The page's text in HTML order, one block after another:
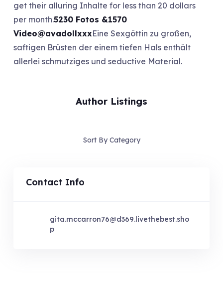
get their alluring Inhalte for less than 20 dollars
per month.5230 Fotos &1570
Video@avadollxxxEine Sexgöttin zu großen,
saftigen Brüsten der einem tiefen Hals enthält
allerlei schmutziges und seductive Material.
Author Listings
Sort By Category
Contact Info
gita.mccarron76@d369.livethebest.sho
p